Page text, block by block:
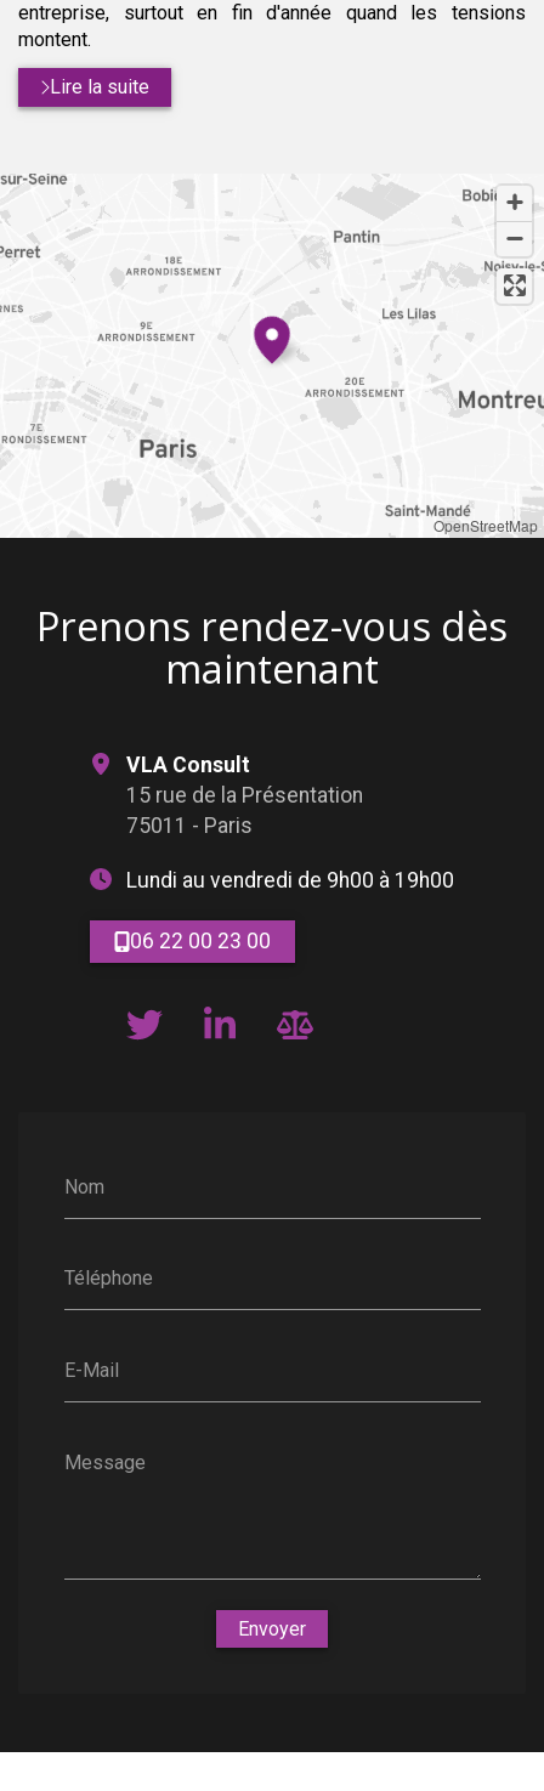
entreprise, surtout en fin d'année quand les tensions
montent.
Lire la suite
OpenStreetMap
Prenons rendez-vous dès
maintenant
Nom
Téléphone
E-Mail
Message
Envoyer
VLA Consult
15 rue de la Présentation
75011 - Paris
Lundi au vendredi de 9h00 à 19h00
06 22 00 23 00